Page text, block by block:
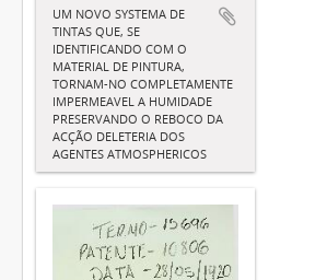
UM NOVO SYSTEMA DE
TINTAS QUE, SE
IDENTIFICANDO COM O
MATERIAL DE PINTURA,
TORNAM-NO COMPLETAMENTE
IMPERMEAVEL A HUMIDADE
PRESERVANDO O REBOCO DA
ACÇÃO DELETERIA DOS
AGENTES ATMOSPHERICOS